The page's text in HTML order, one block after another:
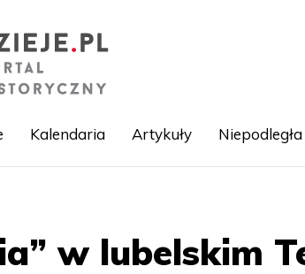
treści
Kalendaria Artykuły Niepodległa
w lubelskim